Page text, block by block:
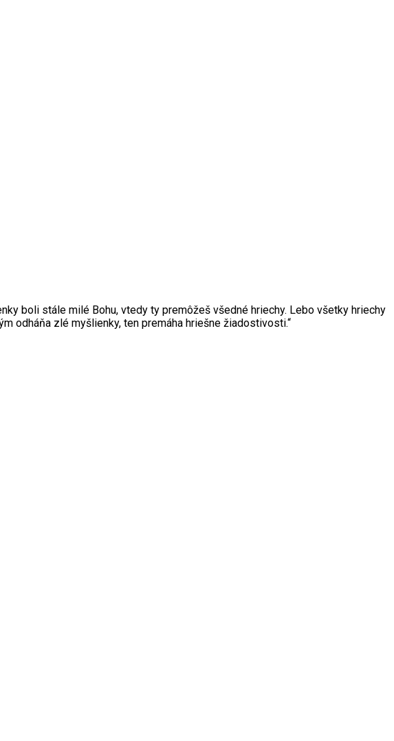
boli stále milé Bohu, vtedy ty premôžeš všedné hriechy. Lebo všetky hriechy
odháňa zlé myšlienky, ten premáha hriešne žiadostivosti.“